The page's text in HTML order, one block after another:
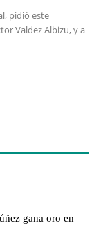
pidió este
Valdez Albizu, y a
gana oro en